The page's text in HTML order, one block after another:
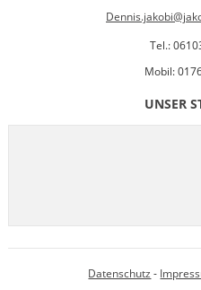
Tel.:
Mobil:
UNSER
Datenschutz -